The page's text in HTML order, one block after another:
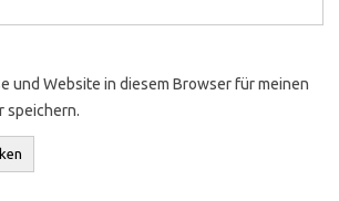
und Website in diesem Browser für meinen
speichern.